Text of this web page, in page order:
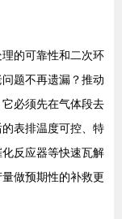
的可靠性和二次环
题不再遗漏？推动
必须先在气体段去
表排温度可控、特
反应器等快速瓦解
做预期性的补救更